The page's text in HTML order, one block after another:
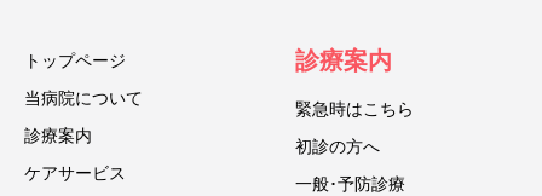
トップページ
当病院について
診療案内
ケアサービス
診療案内
緊急時はこちら
初診の方へ
一般･予防診療